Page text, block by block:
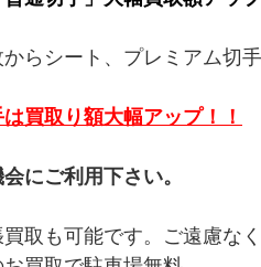
らシート、プレミアム切
買取り額大幅アップ！！
にご利用下さい。
取も可能です。ご遠慮なく